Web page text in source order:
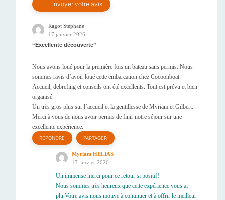
Ragot Stéphane
17 janvier 2026
Excellente découverte
Nous avons loué pour la première fois un bateau sans permis. Nous
sommes ravis d’avoir loué cette embarcation chez Cocoonboat.
Accueil, debrefing et conseils ont été excellents. Tout est prévu et bien
organisé.
Un très gros plus sur l’accueil et la gentillesse de Myriam et Gilbert.
Merci à vous de nous avoir permis de finir notre séjour sur une
excellente expérience.
RÉPONDRE PARTAGER
Myriam HELIAS
17 janvier 2026
Un immense merci pour ce retour si positif!
Nous sommes très heureux que cette expérience vous ai
plu.Votre avis nous motive à continuer et à offrir le meilleur